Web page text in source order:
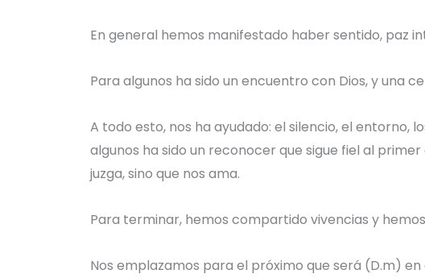
En general hemos manifestado haber sentido, paz
Para algunos ha sido un encuentro con Dios, y una
A todo esto, nos ha ayudado: el silencio, el entorno,
algunos ha sido un reconocer que sigue fiel al
juzga, sino que nos ama.
Para terminar, hemos compartido vivencias y
Nos emplazamos para el próximo que será (D.m)